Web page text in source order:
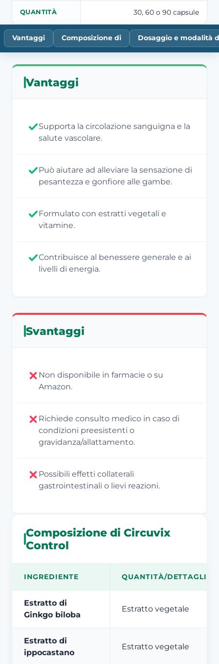
QUANTITÀ 30, 60 o 90 capsule
Vantaggi Composizione di Dosaggio e modalità
Vantaggi
Supporta la circolazione sanguigna e la
salute vascolare.
Può aiutare ad alleviare la sensazione di
pesantezza e gonfiore alle gambe.
Formulato con estratti vegetali e
vitamine.
Contribuisce al benessere generale e ai
livelli di energia.
Svantaggi
Non disponibile in farmacie o su
Amazon.
Richiede consulto medico in caso di
condizioni preesistenti o
gravidanza/allattamento.
Possibili effetti collaterali
gastrointestinali o lievi reazioni.
Composizione di Circuvix
Control
INGREDIENTE QUANTITÀ/DETTAGLIO
Estratto di
Ginkgo biloba
Estratto vegetale
Estratto di
ippocastano
Estratto vegetale